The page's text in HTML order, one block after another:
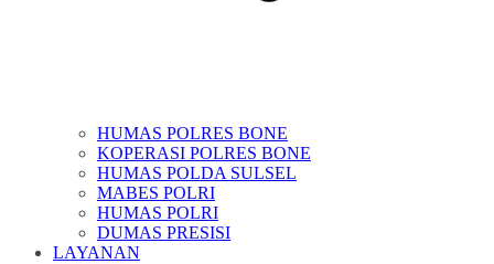
HUMAS POLRES BONE
KOPERASI POLRES BONE
HUMAS POLDA SULSEL
MABES POLRI
HUMAS POLRI
DUMAS PRESISI
LAYANAN